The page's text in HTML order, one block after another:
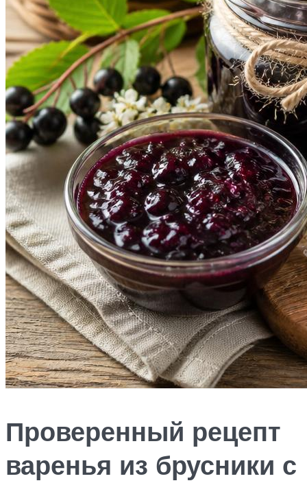
Проверенный рецепт
варенья из брусники с